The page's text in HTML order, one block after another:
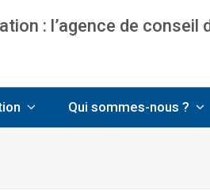
: l’agence de
Qui sommes-nous ?